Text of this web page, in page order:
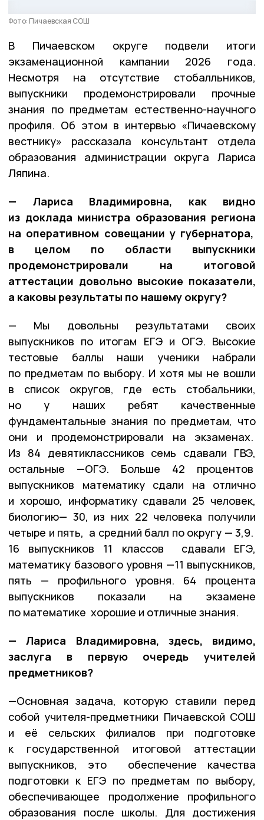
Фото: Пичаевская СОШ
В Пичаевском округе подвели итоги
экзаменационной кампании 2026 года.
Несмотря на отсутствие стобалльников,
выпускники продемонстрировали прочные
знания по предметам естественно-научного
профиля. Об этом в интервью «Пичаевскому
вестнику» рассказала консультант отдела
образования администрации округа Лариса
Ляпина.
— Лариса Владимировна, как видно
из доклада министра образования региона
на оперативном совещании у губернатора,
в целом по области выпускники
продемонстрировали на итоговой
аттестации довольно высокие показатели,
а каковы результаты по нашему округу?
— Мы довольны результатами своих
выпускников по итогам ЕГЭ и ОГЭ. Высокие
тестовые баллы наши ученики набрали
по предметам по выбору. И хотя мы не вошли
в список округов, где есть стобальники,
но у наших ребят качественные
фундаментальные знания по предметам, что
они и продемонстрировали на экзаменах.
Из 84 девятиклассников семь сдавали ГВЭ,
остальные —ОГЭ. Больше 42 процентов
выпускников математику сдали на отлично
и хорошо, информатику сдавали 25 человек,
биологию— 30, из них 22 человека получили
четыре и пять, а средний балл по округу — 3,9.
16 выпускников 11 классов сдавали ЕГЭ,
математику базового уровня —11 выпускников,
пять — профильного уровня. 64 процента
выпускников показали на экзамене
по математике хорошие и отличные знания.
— Лариса Владимировна, здесь, видимо,
заслуга в первую очередь учителей
предметников?
—Основная задача, которую ставили перед
собой учителя-предметники Пичаевской СОШ
и её сельских филиалов при подготовке
к государственной итоговой аттестации
выпускников, это обеспечение качества
подготовки к ЕГЭ по предметам по выбору,
обеспечивающее продолжение профильного
образования после школы. Для достижения